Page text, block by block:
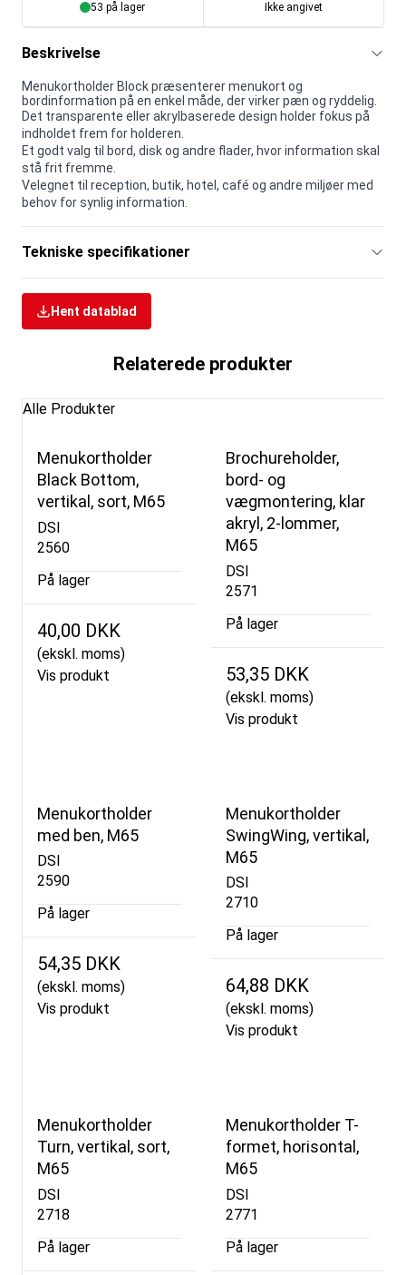
53 på lager Ikke angivet
Beskrivelse
Menukortholder Block præsenterer menukort og
bordinformation på en enkel måde, der virker pæn og ryddelig.
Det transparente eller akrylbaserede design holder fokus på
indholdet frem for holderen.
Et godt valg til bord, disk og andre flader, hvor information skal
stå frit fremme.
Velegnet til reception, butik, hotel, café og andre miljøer med
behov for synlig information.
Tekniske specifikationer
Hent datablad
Relaterede produkter
Alle Produkter
Menukortholder
Black Bottom,
vertikal, sort, M65
DSI
2560
På lager
40,00 DKK
(ekskl. moms)
Vis produkt
Brochureholder,
bord- og
vægmontering, klar
akryl, 2-lommer,
M65
DSI
2571
På lager
53,35 DKK
(ekskl. moms)
Vis produkt
Menukortholder
med ben, M65
DSI
2590
På lager
54,35 DKK
(ekskl. moms)
Vis produkt
Menukortholder
SwingWing, vertikal,
M65
DSI
2710
På lager
64,88 DKK
(ekskl. moms)
Vis produkt
Menukortholder
Turn, vertikal, sort,
M65
DSI
2718
På lager
Menukortholder T-
formet, horisontal,
M65
DSI
2771
På lager